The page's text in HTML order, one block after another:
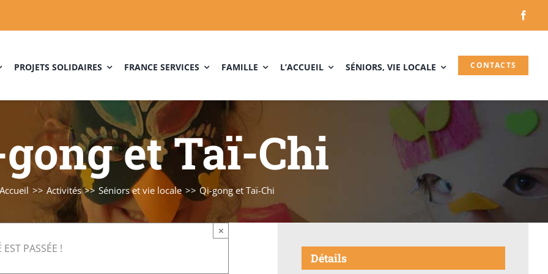
PROJETS SOLIDAIRES FRANCE SERVICES FAMILLE L’ACCUEIL SÉNIORS, VIE LOCALE CONTACTS
et Taï-Chi
Accueil Activités Séniors et vie locale Qi-gong et Taï-Chi
EST PASSÉE !
×
Détails